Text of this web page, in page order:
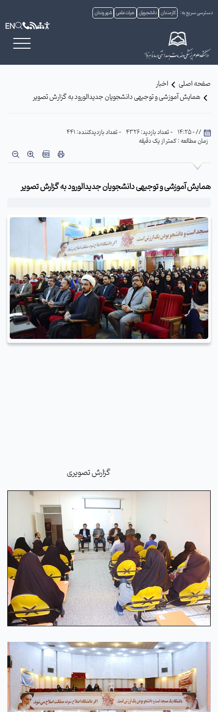
دسترسی سریع به: کارمندان دانشجویان هیات علمی شهروندان
EN
صفحه اصلی
اخبار
همایش آموزشی و توجیهی دانشجویان جدیدالورود به گزارش تصویر
// - 14:25 - تعداد بازدید: 4326
- تعداد بازدیدکننده: 441
زمان مطالعه : کمتر از یک دقیقه
همایش آموزشی و توجیهی دانشجویان جدیدالورود به گزارش تصویر
گزارش تصویری